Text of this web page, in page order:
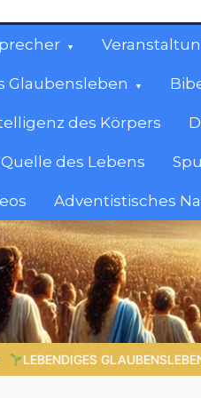
Glaubensleben
des Körpers
des Lebens
Adventistisches
Antworten, die
Gaben | 6.6